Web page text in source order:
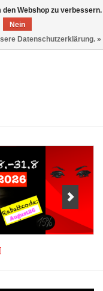
Webshop zu verbessern.
Nein
Datenschutzerklärung. »